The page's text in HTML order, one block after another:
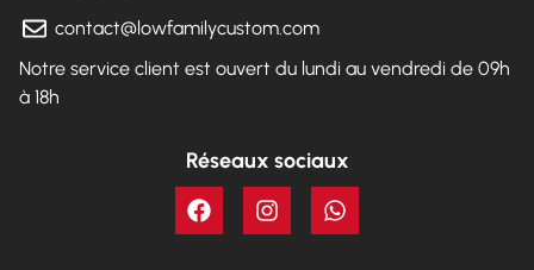
contact@lowfamilycustom.com
Notre service client est ouvert du lundi au vendredi de 09h
à 18h
Réseaux sociaux